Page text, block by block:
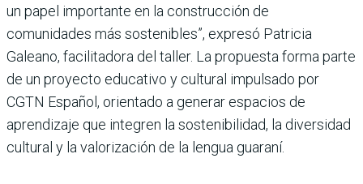
un papel importante en la construcción de
comunidades más sostenibles”, expresó Patricia
Galeano, facilitadora del taller. La propuesta forma parte
de un proyecto educativo y cultural impulsado por
CGTN Español, orientado a generar espacios de
aprendizaje que integren la sostenibilidad, la diversidad
cultural y la valorización de la lengua guaraní.